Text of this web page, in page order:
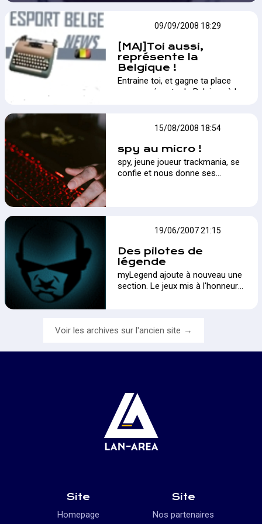
09/09/2008 18:29
[MAJ]Toi aussi,
représente la
Belgique !
Entraine toi, et gagne ta place
pour représenter la Belgique à la
15/08/2008 18:54
spy au micro !
spy, jeune joueur trackmania, se
confie et nous donne ses
19/06/2007 21:15
Des pilotes de
légende
myLegend ajoute à nouveau une
section. Le jeux mis à l'honneur
Voir les archives sur l'ancien site
Site
Homepage
Site
Nos partenaires